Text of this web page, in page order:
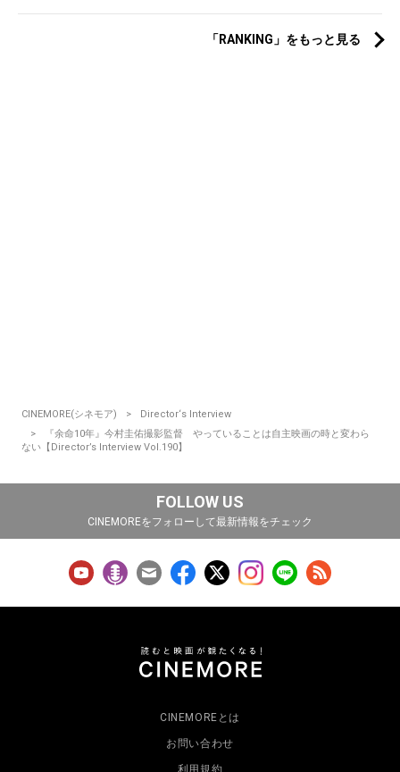
「RANKING」をもっと見る
CINEMORE(シネモア)
Director‘s Interview
『余命10年』今村圭佑撮影監督 やっていることは自主映画の時と変わら
ない【Director’s Interview Vol.190】
FOLLOW US
CINEMOREをフォローして最新情報をチェック
CINEMOREとは
お問い合わせ
利用規約